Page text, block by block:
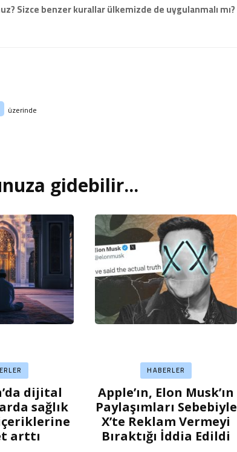
Sizce benzer kurallar ülkemizde de uygulanmalı mı?
üzerinde
gidebilir...
dijital
sağlık
arttı
HABERLER
Apple’ın, Elon Musk’ın
Paylaşımları Sebebiyle
X’te Reklam Vermeyi
Bıraktığı İddia Edildi